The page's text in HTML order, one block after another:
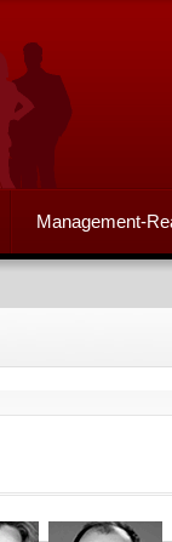
Management-